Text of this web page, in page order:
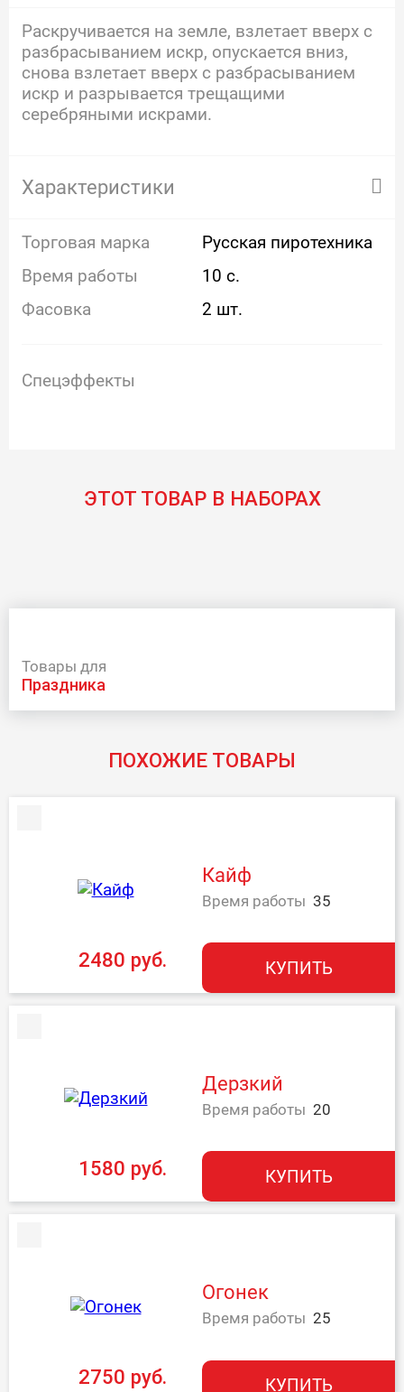
Раскручивается на земле, взлетает вверх с
разбрасыванием искр, опускается вниз,
снова взлетает вверх с разбрасыванием
искр и разрывается трещащими
серебряными искрами.
Характеристики
Торговая марка
Русская пиротехника
Время работы
10 с.
Фасовка
2 шт.
Спецэффекты
ЭТОТ ТОВАР В НАБОРАХ
Товары для
праздника
ПОХОЖИЕ ТОВАРЫ
Кайф
Время работы 35
2480 руб. КУПИТЬ
Дерзкий
Время работы 20
1580 руб. КУПИТЬ
Огонек
Время работы 25
2750 руб. КУПИТЬ